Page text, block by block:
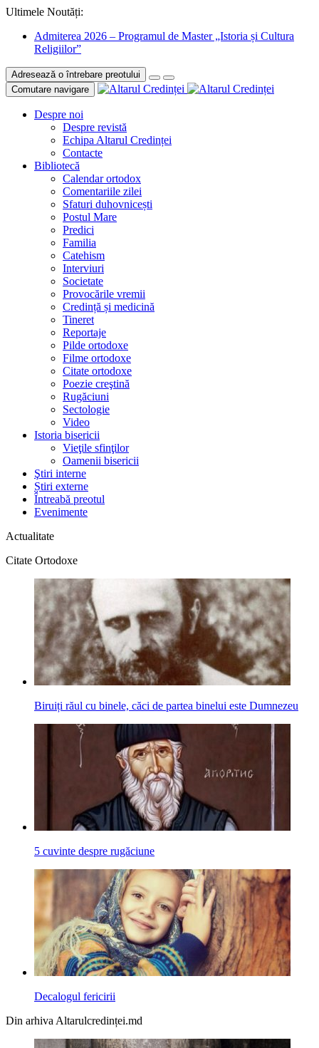
Ultimele Noutăți:
Admiterea 2026 – Programul de Master „Istoria și Cultura
Religiilor”
Adresează o întrebare preotului
Comutare navigare
Despre noi
Despre revistă
Echipa Altarul Credinței
Contacte
Bibliotecă
Calendar ortodox
Comentariile zilei
Sfaturi duhovnicești
Postul Mare
Predici
Familia
Catehism
Interviuri
Societate
Provocările vremii
Credință și medicină
Tineret
Reportaje
Pilde ortodoxe
Filme ortodoxe
Citate ortodoxe
Poezie creştină
Rugăciuni
Sectologie
Video
Istoria bisericii
Vieţile sfinţilor
Oamenii bisericii
Ştiri interne
Știri externe
Întreabă preotul
Evenimente
Actualitate
Citate Ortodoxe
Biruiți răul cu binele, căci de partea binelui este Dumnezeu
5 cuvinte despre rugăciune
Decalogul fericirii
Din arhiva Altarulcredinței.md